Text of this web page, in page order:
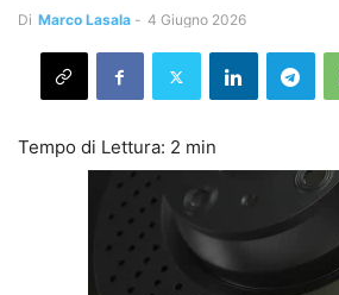
Di Marco Lasala - 4 Giugno 2026